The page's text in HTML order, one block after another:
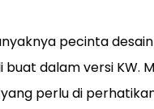
pecinta
dalam versi KW.
perlu di